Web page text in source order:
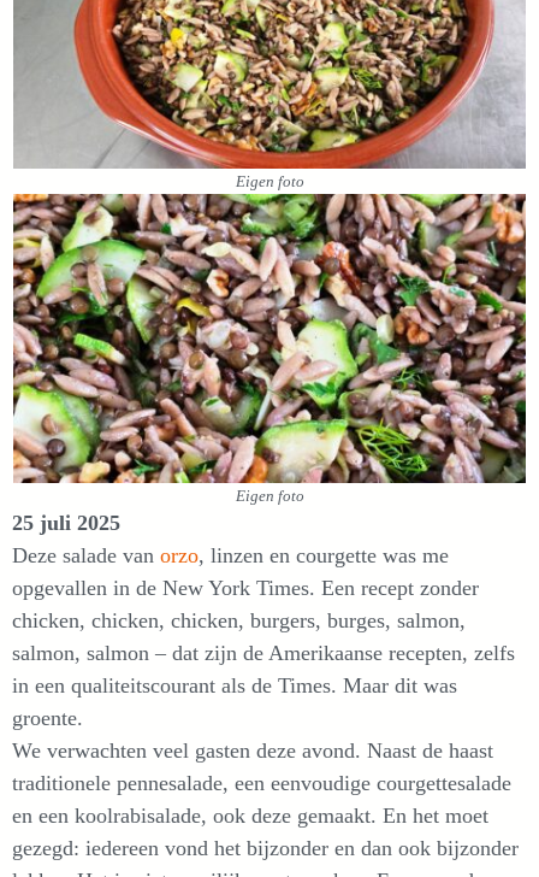
Eigen foto
Eigen foto
25 juli 2025
Deze salade van orzo, linzen en courgette was me
opgevallen in de New York Times. Een recept zonder
chicken, chicken, chicken, burgers, burges, salmon,
salmon, salmon – dat zijn de Amerikaanse recepten, zelfs
in een qualiteitscourant als de Times. Maar dit was
groente.
We verwachten veel gasten deze avond. Naast de haast
traditionele pennesalade, een eenvoudige courgettesalade
en een koolrabisalade, ook deze gemaakt. En het moet
gezegd: iedereen vond het bijzonder en dan ook bijzonder